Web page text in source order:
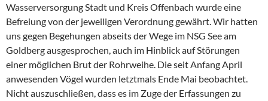
Wasserversorgung Stadt und Kreis Offenbach wurde eine
Befreiung von der jeweiligen Verordnung gewährt. Wir hatten
uns gegen Begehungen abseits der Wege im NSG See am
Goldberg ausgesprochen, auch im Hinblick auf Störungen
einer möglichen Brut der Rohrweihe. Die seit Anfang April
anwesenden Vögel wurden letztmals Ende Mai beobachtet.
Nicht auszuschließen, dass es im Zuge der Erfassungen zu